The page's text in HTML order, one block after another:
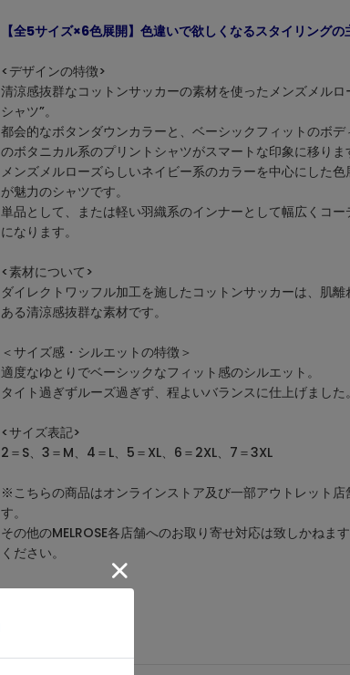
【全5サイズ×6色展開】色違いで欲しくなるスタイリングの
<デザインの特徴>
清涼感抜群なコットンサッカーの素材を使ったメンズメルロ
シャツ”。
都会的なボタンダウンカラーと、ベーシックフィットのボデ
のボタニカル系のプリントシャツがスマートな印象に移りま
メンズメルローズらしいネイビー系のカラーを中心にした
が魅力のシャツです。
単品として、または軽い羽織系のインナーとして幅広くコー
になります。
<素材について>
ダイレクトワッフル加工を施したコットンサッカーは、肌
ある清涼感抜群な素材です。
＜サイズ感・シルエットの特徴＞
適度なゆとりでベーシックなフィット感のシルエット。
タイト過ぎずルーズ過ぎず、程よいバランスに仕上げました。
<サイズ表記>
2＝S、3＝M、4＝L、5＝XL、6＝2XL、7＝3XL
※こちらの商品はオンラインストア及び一部アウトレット店
す。
その他のMELROSE各店舗へのお取り寄せ対応は致しかねま
ください。